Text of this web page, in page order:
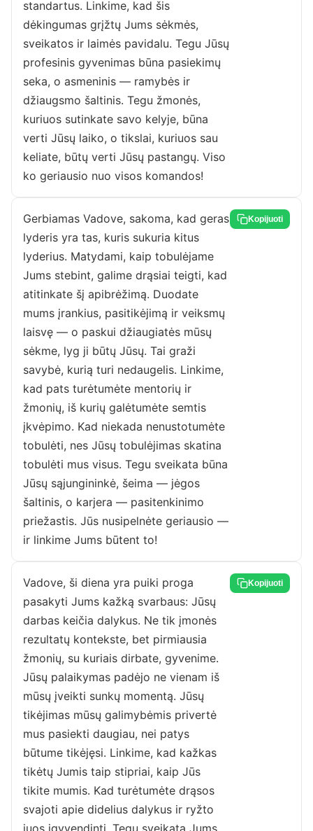
standartus. Linkime, kad šis
dėkingumas grįžtų Jums sėkmės,
sveikatos ir laimės pavidalu. Tegu Jūsų
profesinis gyvenimas būna pasiekimų
seka, o asmeninis — ramybės ir
džiaugsmo šaltinis. Tegu žmonės,
kuriuos sutinkate savo kelyje, būna
verti Jūsų laiko, o tikslai, kuriuos sau
keliate, būtų verti Jūsų pastangų. Viso
ko geriausio nuo visos komandos!
Gerbiamas Vadove, sakoma, kad geras
lyderis yra tas, kuris sukuria kitus
lyderius. Matydami, kaip tobulėjame
Jums stebint, galime drąsiai teigti, kad
atitinkate šį apibrėžimą. Duodate
mums įrankius, pasitikėjimą ir veiksmų
laisvę — o paskui džiaugiatės mūsų
sėkme, lyg ji būtų Jūsų. Tai graži
savybė, kurią turi nedaugelis. Linkime,
kad pats turėtumėte mentorių ir
žmonių, iš kurių galėtumėte semtis
įkvėpimo. Kad niekada nenustotumėte
tobulėti, nes Jūsų tobulėjimas skatina
tobulėti mus visus. Tegu sveikata būna
Jūsų sąjungininkė, šeima — jėgos
šaltinis, o karjera — pasitenkinimo
priežastis. Jūs nusipelnėte geriausio —
ir linkime Jums būtent to!
Kopijuoti
Vadove, ši diena yra puiki proga
pasakyti Jums kažką svarbaus: Jūsų
darbas keičia dalykus. Ne tik įmonės
rezultatų kontekste, bet pirmiausia
žmonių, su kuriais dirbate, gyvenime.
Jūsų palaikymas padėjo ne vienam iš
mūsų įveikti sunkų momentą. Jūsų
tikėjimas mūsų galimybėmis privertė
mus pasiekti daugiau, nei patys
būtume tikėjęsi. Linkime, kad kažkas
tikėtų Jumis taip stipriai, kaip Jūs
tikite mumis. Kad turėtumėte drąsos
svajoti apie didelius dalykus ir ryžto
Kopijuoti